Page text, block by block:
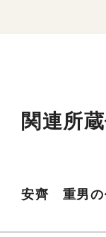
関連所
安齊 重男の